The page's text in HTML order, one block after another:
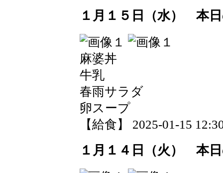
１月１５日（水） 本
麻婆丼
牛乳
春雨サラダ
卵スープ
【給食】 2025-01-15
１月１４日（火） 本